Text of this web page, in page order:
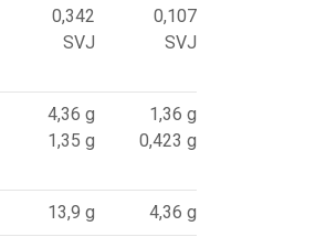
0,342
SVJ
0,107
SVJ
4,36 g
1,35 g
1,36 g
0,423 g
13,9 g 4,36 g